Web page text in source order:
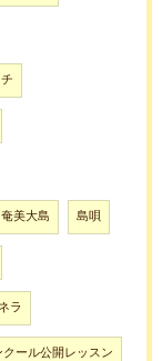
奄美大島 島唄
ラ
ール公開レッスン